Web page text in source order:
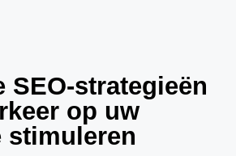
SEO-strategieën
op uw
stimuleren